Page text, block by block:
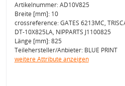
Artikelnummer: AD10V825
Breite [mm]: 10
crossreference: GATES 6213MC,
DT-10X825LA, NIPPARTS J1100825
Länge [mm]: 825
Teilehersteller/Anbieter: BLUE PRINT
weitere Attribute anzeigen